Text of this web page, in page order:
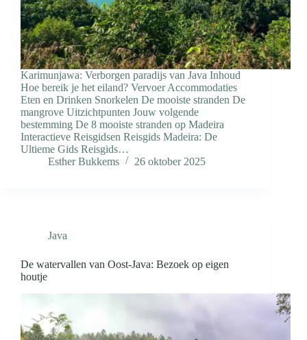
Karimunjawa: Verborgen paradijs van Java Inhoud
Hoe bereik je het eiland? Vervoer Accommodaties
Eten en Drinken Snorkelen De mooiste stranden De
mangrove Uitzichtpunten Jouw volgende
bestemming De 8 mooiste stranden op Madeira
Interactieve Reisgidsen Reisgids Madeira: De
Ultieme Gids Reisgids…
Esther Bukkems
26 oktober 2025
Java
De watervallen van Oost-Java: Bezoek op eigen
houtje